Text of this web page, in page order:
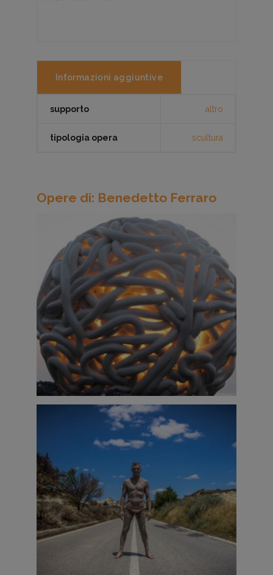
Informazioni aggiuntive
supporto altro
tipologia opera scultura
Opere di: Benedetto Ferraro